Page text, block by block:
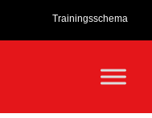
Trainingsschema